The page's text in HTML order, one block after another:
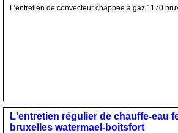
L’entretien de convecteur chappee à gaz 1170
L'entretien régulier de chauffe-eau
bruxelles watermael-boitsfort